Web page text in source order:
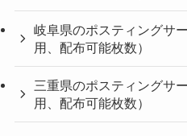
岐阜県のポスティングサ
用、配布可能枚数）
三重県のポスティングサ
用、配布可能枚数）